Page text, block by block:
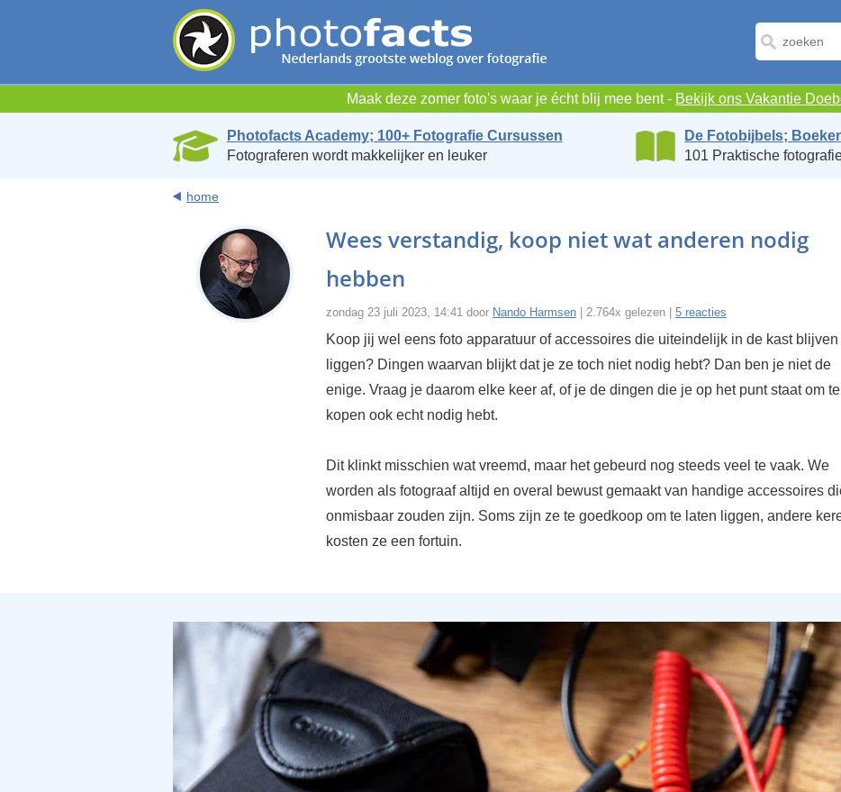
Maak deze zomer foto's waar je écht blij mee bent - Bekijk ons Vakantie
Photofacts Academy; 100+ Fotografie Cursussen
Fotograferen wordt makkelijker en leuker
De Fotobijbels;
101 Praktische
home
Wees verstandig, koop niet wat anderen nodig
hebben
zondag 23 juli 2023, 14:41 door Nando Harmsen | 2.764x gelezen | 5 reacties
Koop jij wel eens foto apparatuur of accessoires die uiteindelijk in de kast blijven
liggen? Dingen waarvan blijkt dat je ze toch niet nodig hebt? Dan ben je niet de
enige. Vraag je daarom elke keer af, of je de dingen die je op het punt staat om te
kopen ook echt nodig hebt.
Dit klinkt misschien wat vreemd, maar het gebeurd nog steeds veel te vaak. We
worden als fotograaf altijd en overal bewust gemaakt van handige accessoires
onmisbaar zouden zijn. Soms zijn ze te goedkoop om te laten liggen, andere
kosten ze een fortuin.